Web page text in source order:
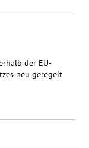
der EU-
neu geregelt